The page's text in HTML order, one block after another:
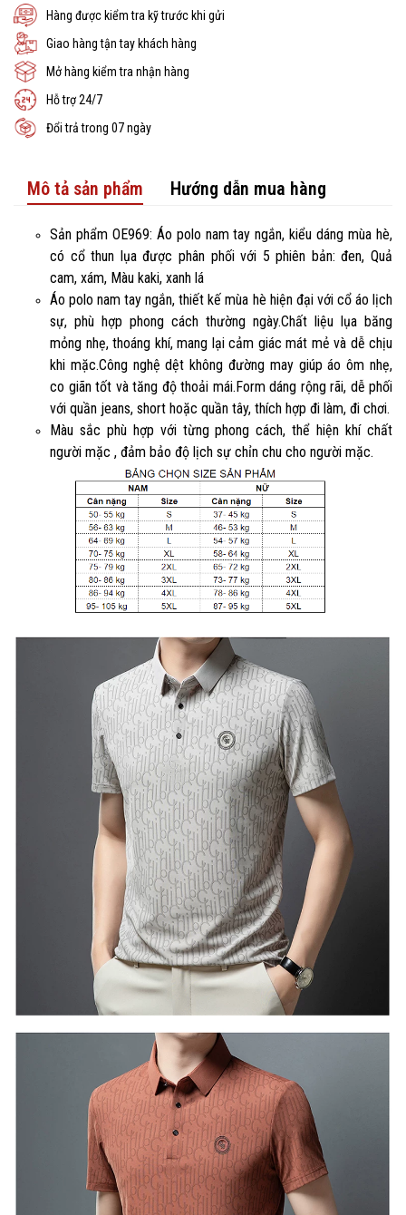
Hàng được kiểm tra kỹ trước khi gửi
Giao hàng tận tay khách hàng
Mở hàng kiểm tra nhận hàng
Hỗ trợ 24/7
Đổi trả trong 07 ngày
Mô tả sản phẩm Hướng dẫn mua hàng
Sản phẩm OE969: Áo polo nam tay ngắn, kiểu dáng mùa hè,
có cổ thun lụa được phân phối với 5 phiên bản: đen, Quả
cam, xám, Màu kaki, xanh lá
Áo polo nam tay ngắn, thiết kế mùa hè hiện đại với cổ áo lịch
sự, phù hợp phong cách thường ngày.Chất liệu lụa băng
mỏng nhẹ, thoáng khí, mang lại cảm giác mát mẻ và dễ chịu
khi mặc.Công nghệ dệt không đường may giúp áo ôm nhẹ,
co giãn tốt và tăng độ thoải mái.Form dáng rộng rãi, dễ phối
với quần jeans, short hoặc quần tây, thích hợp đi làm, đi chơi.
Màu sắc phù hợp với từng phong cách, thể hiện khí chất
người mặc , đảm bảo độ lịch sự chỉn chu cho người mặc.